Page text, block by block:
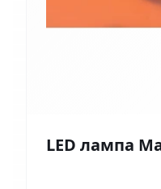
LED лампа